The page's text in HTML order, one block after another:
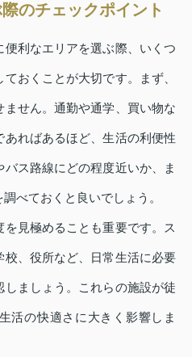
のチェックポイント
利なエリアを選ぶ際、いくつ
おくことが大切です。まず、
せん。通勤や通学、買い物な
ればあるほど、生活の利便性
ス路線にどの程度近いか、ま
べておくと良いでしょう。
見極めることも重要です。ス
、役所など、日常生活に必要
ましょう。これらの施設が徒
活の快適さに大きく影響しま